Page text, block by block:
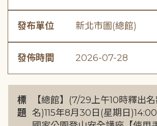
發布單位 新北市圖(總館)
發佈時間 2026-07-28
標
題
【總館】(7/29上午10時釋出
名)115年8月30日(星期日